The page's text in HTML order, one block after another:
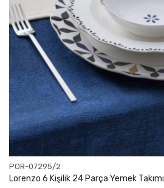
POR-07295/2
Lorenzo 6 Kişilik 24 Parça Yemek Takımı